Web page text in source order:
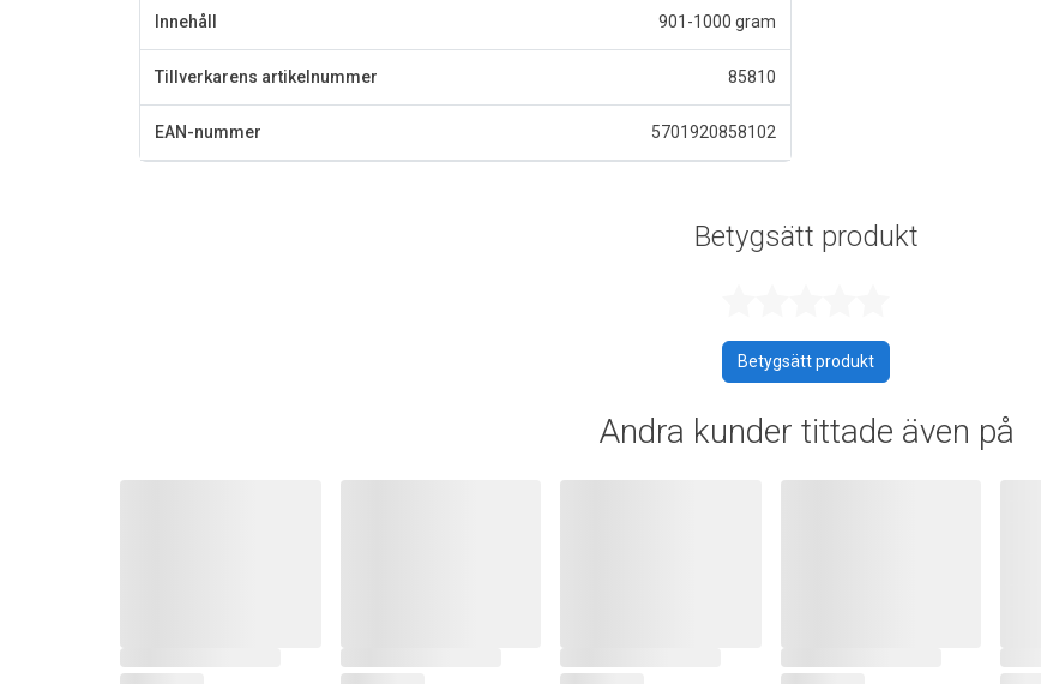
Innehåll 901-1000 gram
Tillverkarens artikelnummer 85810
EAN-nummer 5701920858102
Betygsätt produkt
Betygsätt produkt
Andra kunder tittade även på